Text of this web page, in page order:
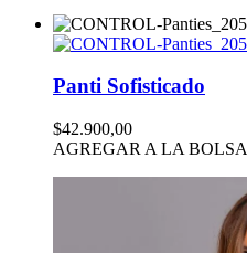
Panti Sofisticado
$42.900,00
AGREGAR A LA BOLSA